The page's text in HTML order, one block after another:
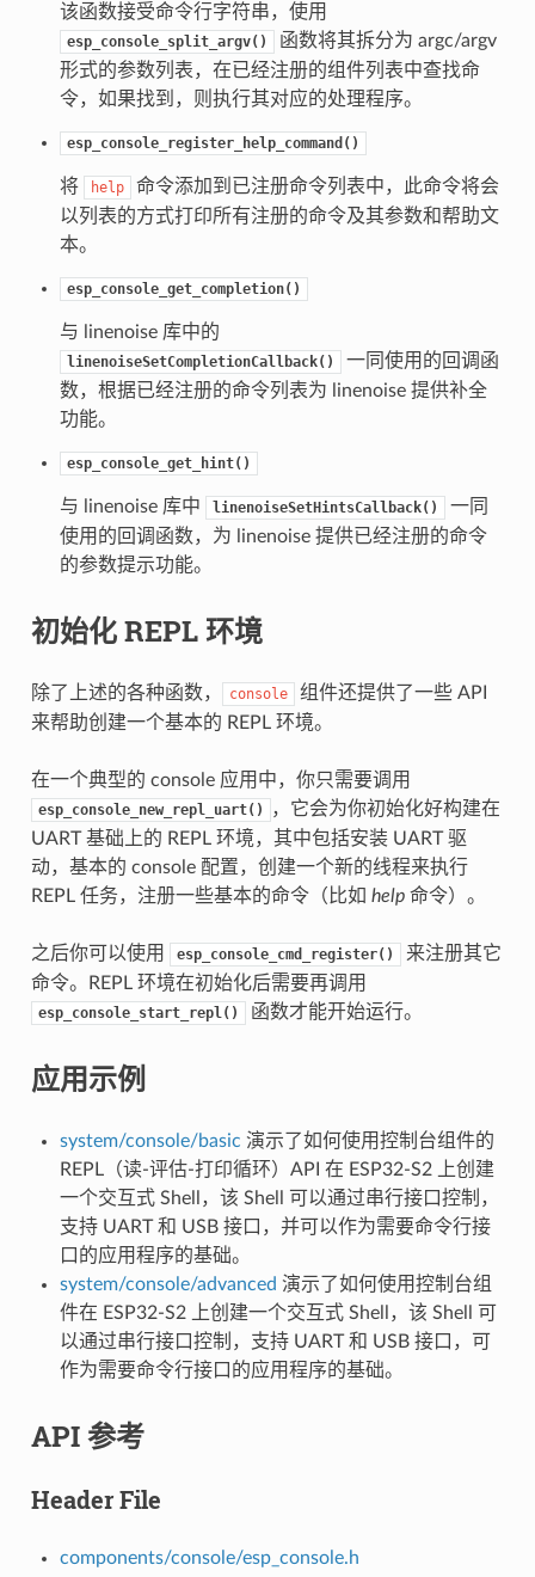
该函数接受命令行字符串，使用
esp_console_split_argv()
函数将其拆分为 argc/argv
形式的参数列表，在已经注册的组件列表中查找命
令，如果找到，则执行其对应的处理程序。
esp_console_register_help_command()
将 help
命令添加到已注册命令列表中，此命令将会
以列表的方式打印所有注册的命令及其参数和帮助文
本。
esp_console_get_completion()
与 linenoise 库中的
linenoiseSetCompletionCallback()
一同使用的回调函
数，根据已经注册的命令列表为 linenoise 提供补全
功能。
esp_console_get_hint()
与 linenoise 库中 linenoiseSetHintsCallback()
一同
使用的回调函数，为 linenoise 提供已经注册的命令
的参数提示功能。
初始化 REPL 环境
除了上述的各种函数， console
组件还提供了一些 API
来帮助创建一个基本的 REPL 环境。
在一个典型的 console 应用中，你只需要调用
esp_console_new_repl_uart()
，它会为你初始化好构建在
UART 基础上的 REPL 环境，其中包括安装 UART 驱
动，基本的 console 配置，创建一个新的线程来执行
REPL 任务，注册一些基本的命令（比如 help命令）。
之后你可以使用 esp_console_cmd_register()
来注册其它
命令。REPL 环境在初始化后需要再调用
esp_console_start_repl() 函数才能开始运行。
应用示例
system/console/basic 演示了如何使用控制台组件的
REPL（读-评估-打印循环）API 在 ESP32-S2 上创建
一个交互式 Shell，该 Shell 可以通过串行接口控制，
支持 UART 和 USB 接口，并可以作为需要命令行接
口的应用程序的基础。
system/console/advanced 演示了如何使用控制台组
件在 ESP32-S2 上创建一个交互式 Shell，该 Shell 可
以通过串行接口控制，支持 UART 和 USB 接口，可
作为需要命令行接口的应用程序的基础。
API 参考
Header File
components/console/esp_console.h